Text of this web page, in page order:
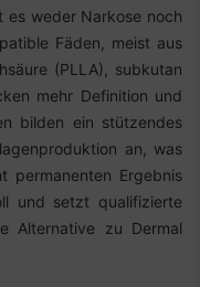
es weder Narkose noch
Fäden, meist aus
(PLLA), subkutan
mehr Definition und
bilden ein stützendes
an, was
permanenten Ergebnis
und setzt qualifizierte
Alternative zu Dermal